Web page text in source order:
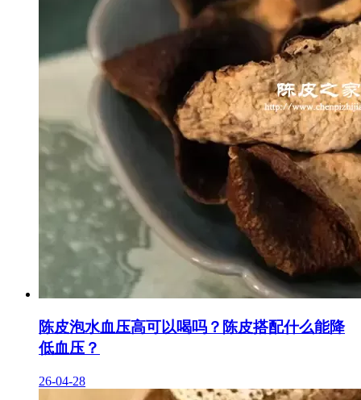
陈皮泡水血压高可以喝吗？陈皮搭配什么能降
低血压？
26-04-28